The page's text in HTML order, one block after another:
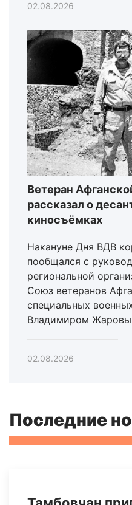
02.08.2026
Ветеран
рассказал о
киносъёмках
Накануне Дня ВДВ
пообщался с
региональной
Союз ветеранов
специальных
Владимиром
02.08.2026
Последние